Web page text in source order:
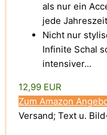
als nur ein
jede
Nicht nur
Infinite Schal
intensiver...
12,99 EUR
Zum Amazon
Versand; Text u.